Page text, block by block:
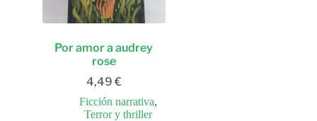
Por amor a audrey
rose
4,49 €
Ficción narrativa,
Terror y thriller